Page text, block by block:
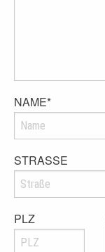
NAME*
STRASSE
PLZ